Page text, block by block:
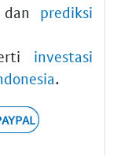
dan prediksi
investasi
.